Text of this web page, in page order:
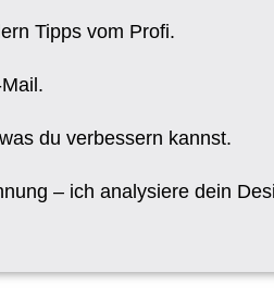
Tipps vom Profi.
du verbessern kannst.
– ich analysiere dein